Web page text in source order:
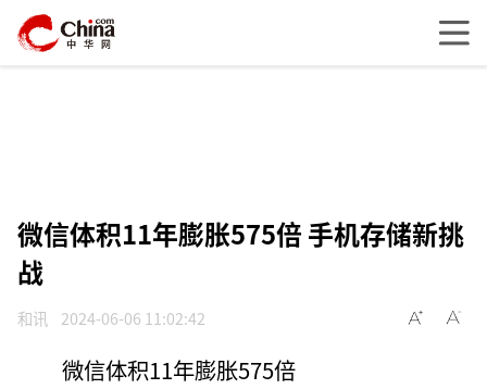
微信体积11年膨胀575倍 手机存储新挑
战
和讯 2024-06-06 11:02:42
微信体积11年膨胀575倍